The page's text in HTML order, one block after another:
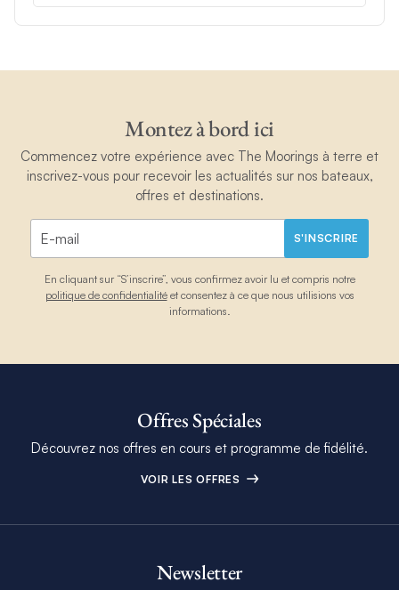
Montez à bord ici
Commencez votre expérience avec The Moorings à terre et
inscrivez-vous pour recevoir les actualités sur nos bateaux,
offres et destinations.
S'INSCRIRE
En cliquant sur “S’inscrire”, vous confirmez avoir lu et compris notre
politique de confidentialitéet consentez à ce que nous utilisions vos
informations.
Offres Spéciales
Découvrez nos offres en cours et programme de fidélité.
VOIR LES OFFRES
Newsletter